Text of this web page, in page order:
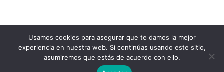
Copyright 2021 Revista Ñeri
Usamos cookies para asegurar que te damos la mejor
experiencia en nuestra web. Si continúas usando este sitio,
asumiremos que estás de acuerdo con ello.